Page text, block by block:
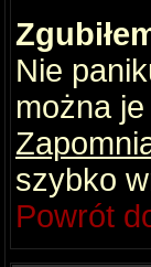
Nie
można
szybko
Powrót